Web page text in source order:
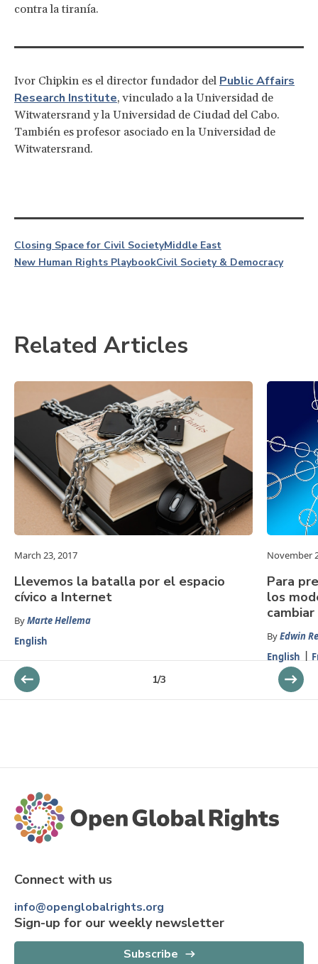
contra la tiranía.
Ivor Chipkin es el director fundador del Public Affairs
Research Institute, vinculado a la Universidad de
Witwatersrand y la Universidad de Ciudad del Cabo.
También es profesor asociado en la Universidad de
Witwatersrand.
Closing Space for Civil SocietyMiddle East
New Human Rights PlaybookCivil Society & Democracy
Related Articles
March 23, 2017
Llevemos la batalla por el espacio
cívico a Internet
ByMarte Hellema
English
November
Para
los
cambiar
ByEdwin
English
1/3
Connect with us
info@openglobalrights.org
Sign-up for our weekly newsletter
Subscribe